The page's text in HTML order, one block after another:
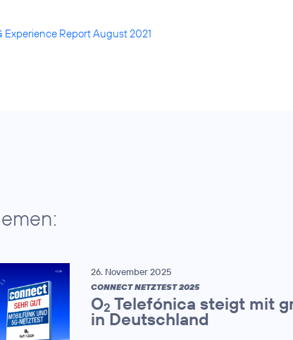
Experience Report August 2021
26. November 2025
CONNECT NETZTEST 2025
O2 Telefónica steigt mit
in Deutschland